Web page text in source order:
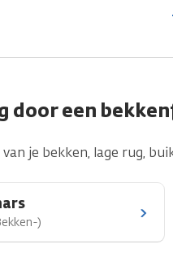
door een
je bekken, lage rug,
)